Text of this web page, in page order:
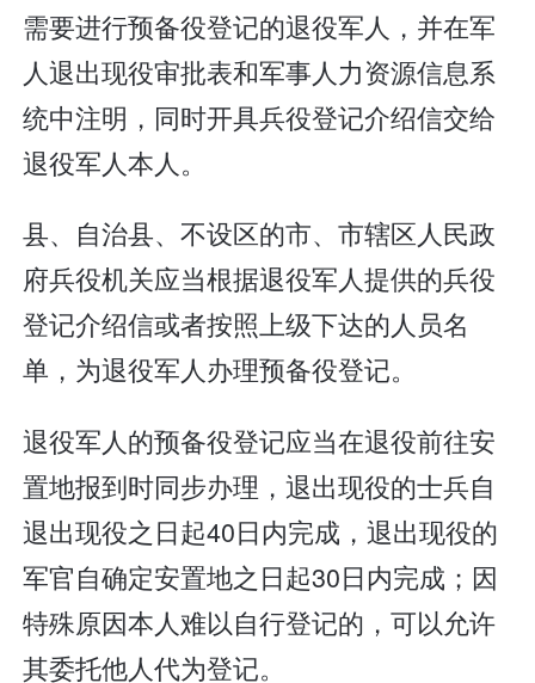
需要进行预备役登记的退役军人，并在军
人退出现役审批表和军事人力资源信息系
统中注明，同时开具兵役登记介绍信交给
退役军人本人。
县、自治县、不设区的市、市辖区人民政
府兵役机关应当根据退役军人提供的兵役
登记介绍信或者按照上级下达的人员名
单，为退役军人办理预备役登记。
退役军人的预备役登记应当在退役前往安
置地报到时同步办理，退出现役的士兵自
退出现役之日起40日内完成，退出现役的
军官自确定安置地之日起30日内完成；因
特殊原因本人难以自行登记的，可以允许
其委托他人代为登记。